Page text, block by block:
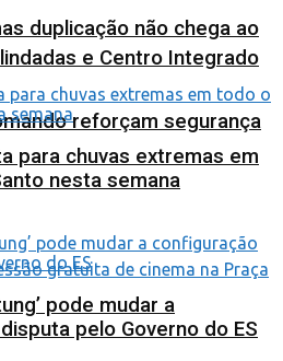
e Centro Integrado
reforçam segurança
duplicação não chega ao
para chuvas extremas em
nesta semana
pode mudar a
pelo Governo do ES